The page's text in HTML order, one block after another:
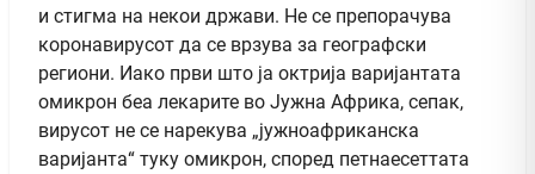
и стигма на некои држави. Не се препорачува
коронавирусот да се врзува за географски
региони. Иако први што ја октрија варијантата
омикрон беа лекарите во Јужна Африка, сепак,
вирусот не се нарекува „јужноафриканска
варијанта“ туку омикрон, според петнаесеттата